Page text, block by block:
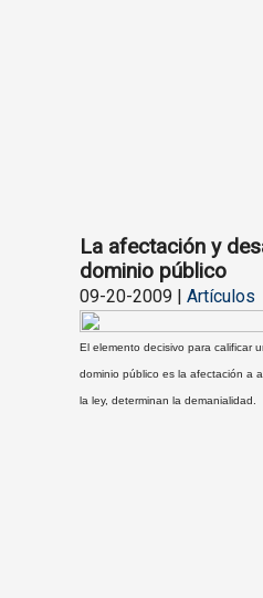
La afectación y
dominio público
09-20-2009 | Artículos
El elemento decisivo para calificar
dominio público es la afectación a
la ley, determinan la demanialidad.